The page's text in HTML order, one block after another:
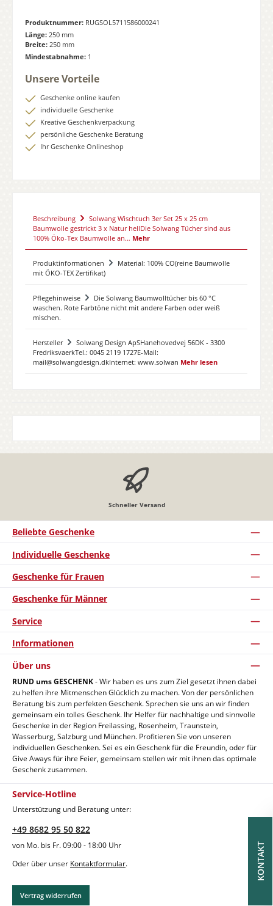
Produktnummer: RUGSOL5711586000241
Länge: 250 mm
Breite: 250 mm
Mindestabnahme: 1
Unsere Vorteile
Geschenke online kaufen
individuelle Geschenke
Kreative Geschenkverpackung
persönliche Geschenke Beratung
Ihr Geschenke Onlineshop
Beschreibung
Solwang Wischtuch 3er Set 25 x 25 cm
Baumwolle gestrickt 3 x Natur hellDie Solwang Tücher sind aus
100% Öko-Tex Baumwolle an… Mehr
Produktinformationen
Material: 100% CO(reine Baumwolle
mit ÖKO-TEX Zertifikat)
Pflegehinweise
Die Solwang Baumwolltücher bis 60 °C
waschen. Rote Farbtöne nicht mit andere Farben oder weiß
mischen.
Hersteller
Solwang Design ApSHanehovedvej 56DK - 3300
FredriksvaerkTel.: 0045 2119 1727E-Mail:
mail@solwangdesign.dkInternet: www.solwan Mehr lesen
Schneller Versand
Beliebte Geschenke
Individuelle Geschenke
Geschenke für Frauen
Geschenke für Männer
Service
Informationen
Service-Hotline
Unterstützung und Beratung unter:
+49 8682 95 50 822
von Mo. bis Fr. 09:00 - 18:00 Uhr
Oder über unser Kontaktformular.
Vertrag widerrufen
Über uns
RUND ums GESCHENK- Wir haben es uns zum Ziel gesetzt ihnen dabei
zu helfen ihre Mitmenschen Glücklich zu machen. Von der persönlichen
Beratung bis zum perfekten Geschenk. Sprechen sie uns an wir finden
gemeinsam ein tolles Geschenk. Ihr Helfer für nachhaltige und sinnvolle
Geschenke in der Region Freilassing, Rosenheim, Traunstein,
Wasserburg, Salzburg und München. Profitieren Sie von unseren
individuellen Geschenken. Sei es ein Geschenk für die Freundin, oder für
Give Aways für ihre Feier, gemeinsam stellen wir mit ihnen das optimale
Geschenk zusammen.
KONTAKT